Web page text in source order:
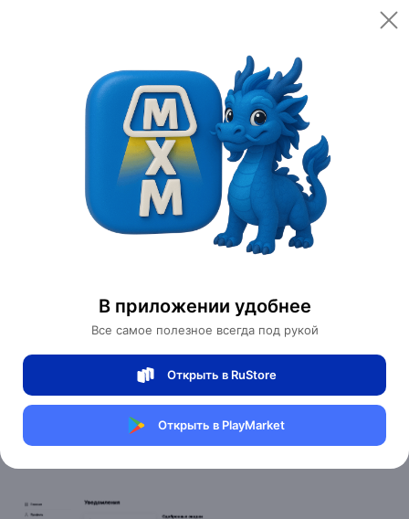
В приложении удобнее
Все самое полезное всегда под рукой
Открыть в RuStore
Открыть в PlayMarket
Помощь
Уведомление о скидке в личном кабинете
Доставка Оплата
Уведомление о скидке в личном кабинете
Предоставленую индивидуальную скидку от магазина Вы
можете увидеть у себя в личном кабинете, в разделе:
Одобренные скидки